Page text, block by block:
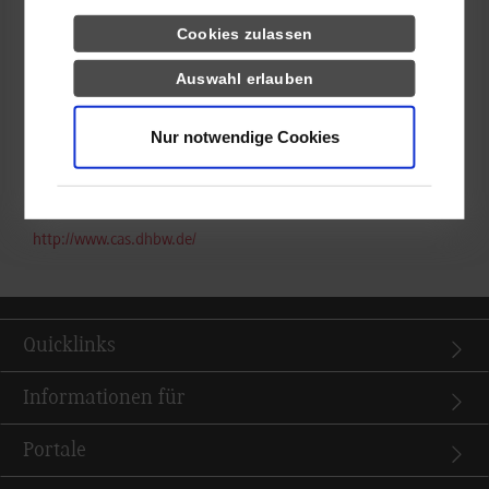
Cookies zulassen
Auswahl erlauben
Nur notwendige Cookies
der oft bei einem Vollzeit-Master befürchtet wird, wird dadurch
vorgebeugt.
Nach den Vorträgen hatten die Studierenden die Gelegenheit,
Die nächste Master-Informationsveranstaltung an der DHBW
Stuttgart findet am 21. März statt.
http://www.cas.dhbw.de/
Quicklinks
Informationen für
Portale